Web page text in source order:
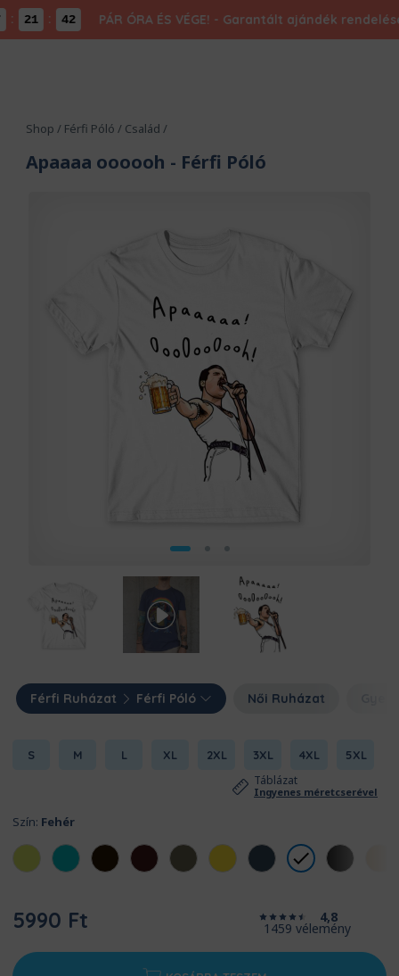
21 : 41 PÁR ÓRA ÉS VÉGE! - Garantált ajándék
Shop / Férfi Póló / Család /
Apaaaa oooooh - Férfi Póló
Férfi Ruházat Férfi Póló Női Ruházat
S M L XL 2XL 3XL 4XL 5XL
Táblázat
Ingyenes méretcserével
Szín: Fehér
5990 Ft 4,8
1459 vélemény